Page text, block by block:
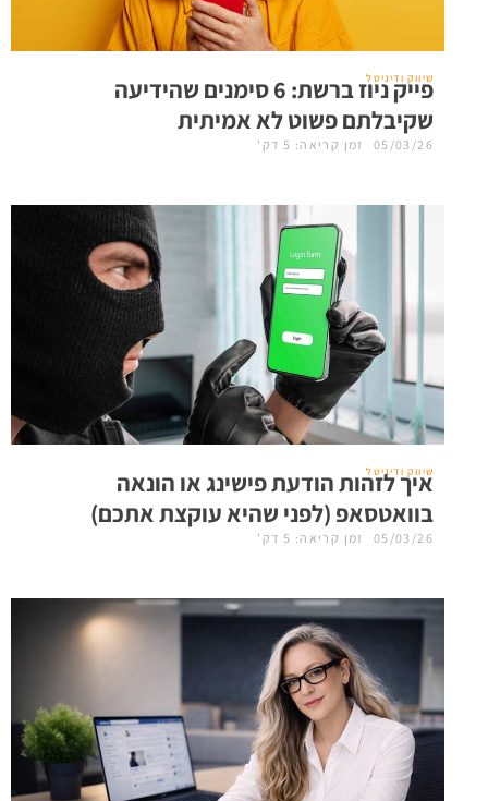
שיווק ודיגיטל
פייק ניוז ברשת: 6 סימנים שהידיעה
שקיבלתם פשוט לא אמיתית
05/03/26 זמן קריאה: 5 דק'
שיווק ודיגיטל
איך לזהות הודעת פישינג או הונאה
בוואטסאפ (לפני שהיא עוקצת אתכם)
05/03/26 זמן קריאה: 5 דק'